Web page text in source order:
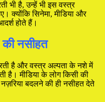
भी है, उन्हें भी इस वस्त्र
क्योंकि सिनेमा, मीडिया और
होते हैं।
नसीहत
है और वस्त्र अल्पता के नशे में
है। मीडिया के लोग किसी की
बदलने की ही नसीहत देते